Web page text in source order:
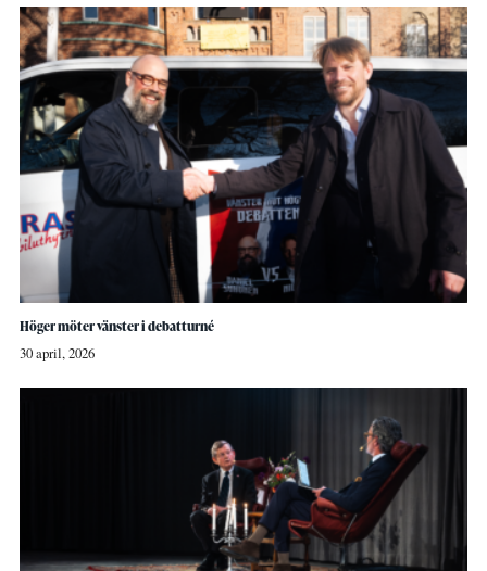
Höger möter vänster i debatturné
30 april, 2026